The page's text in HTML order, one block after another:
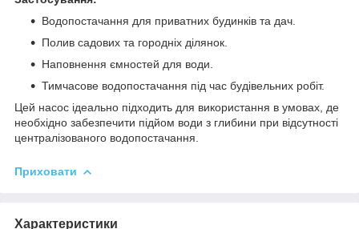
Водопостачання для приватних будинків та дач.
Полив садових та городніх ділянок.
Наповнення ємностей для води.
Тимчасове водопостачання під час будівельних робіт.
Цей насос ідеально підходить для використання в умовах, де
необхідно забезпечити підйом води з глибини при відсутності
централізованого водопостачання.
Приховати
Характеристики